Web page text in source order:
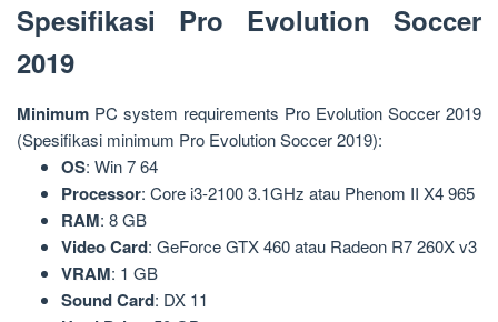
Spesifikasi Pro Evolution Soccer
2019
Minimum PC system requirements Pro Evolution Soccer 2019
(Spesifikasi minimum Pro Evolution Soccer 2019):
OS: Win 7 64
Processor: Core i3-2100 3.1GHz atau Phenom II X4 965
RAM: 8 GB
VideoCard: GeForce GTX 460 atau Radeon R7 260X v3
VRAM: 1 GB
SoundCard: DX 11